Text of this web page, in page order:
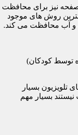
نیز برای محافظت
روش های موجود
و آب محافظت می کند.
توسط کودکان)
تلویزیون بسیار
بسیار مهم